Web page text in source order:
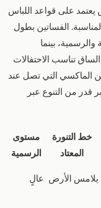
على قواعد اللباس
الفساتين بطول
بينما
تناسب الاحتفالات
الماكسي التي تصل عند
قدر من التنوع عبر
خط التنورة
المعتاد
مستوى
الرسمية
يلامس الأرض عالٍ